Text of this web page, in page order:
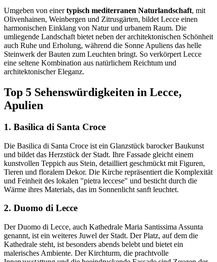
Umgeben von einertypisch mediterranen Naturlandschaft, mit
Olivenhainen, Weinbergen und Zitrusgärten, bildet Lecce einen
harmonischen Einklang von Natur und urbanem Raum. Die
umliegende Landschaft bietet neben der architektonischen Schönheit
auch Ruhe und Erholung, während die Sonne Apuliens das helle
Steinwerk der Bauten zum Leuchten bringt. So verkörpert Lecce
eine seltene Kombination aus natürlichem Reichtum und
architektonischer Eleganz.
Top 5 Sehenswürdigkeiten in Lecce,
Apulien
1. Basilica di Santa Croce
Die Basilica di Santa Croce ist ein Glanzstück barocker Baukunst
und bildet das Herzstück der Stadt. Ihre Fassade gleicht einem
kunstvollen Teppich aus Stein, detailliert geschmückt mit Figuren,
Tieren und floralem Dekor. Die Kirche repräsentiert die Komplexität
und Feinheit des lokalen "pietra leccese" und besticht durch die
Wärme ihres Materials, das im Sonnenlicht sanft leuchtet.
2. Duomo di Lecce
Der Duomo di Lecce, auch Kathedrale Maria Santissima Assunta
genannt, ist ein weiteres Juwel der Stadt. Der Platz, auf dem die
Kathedrale steht, ist besonders abends belebt und bietet ein
malerisches Ambiente. Der Kirchturm, die prachtvolle